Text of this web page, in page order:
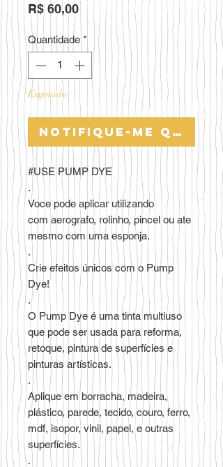
R$ 60,00Preço
Quantidade *
Esgotado
Notifique-me
#USE PUMP DYE
.
Voce pode aplicar utilizando
com aerografo, rolinho, pincel ou ate
mesmo com uma esponja.
.
Crie efeitos únicos com o Pump
Dye!
.
O Pump Dye é uma tinta multiuso
que pode ser usada para reforma,
retoque, pintura de superfícies e
pinturas artísticas.
.
Aplique em borracha, madeira,
plástico, parede, tecido, couro, ferro,
mdf, isopor, vinil, papel, e outras
superfícies.
.